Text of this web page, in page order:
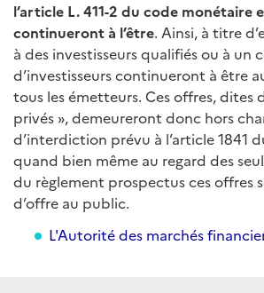
l’article L. 411-2 du code monétaire
continueront à l’être. Ainsi, à titre
à des investisseurs qualifiés ou à un
d’investisseurs continueront à être
tous les émetteurs. Ces offres, dites
privés », demeureront donc hors
d’interdiction prévu à l’article 1841
quand bien même au regard des
du règlement prospectus ces offres
d’offre au public.
L'Autorité des marchés